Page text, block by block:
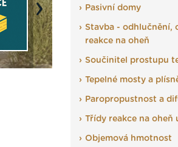
Next
Pasivní domy
Stavba - odhlučnění,
reakce na oheň
Součinitel prostupu
Tepelné mosty a
Paropropustnost a
Třídy reakce na oheň
Objemová hmotnost